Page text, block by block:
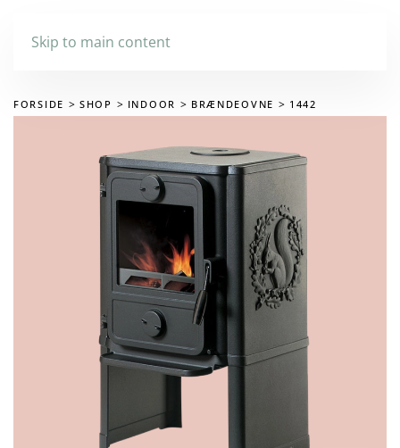
Skip to main content
FORSIDE SHOP INDOOR BRÆNDEOVNE 1442